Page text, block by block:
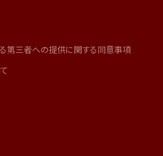
第三者への提供に関する同意事項